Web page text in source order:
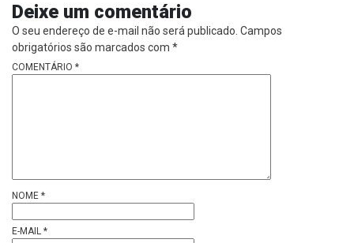
Deixe um comentário
O seu endereço de e-mail não será publicado. Campos
obrigatórios são marcados com *
COMENTÁRIO *
NOME *
E-MAIL *